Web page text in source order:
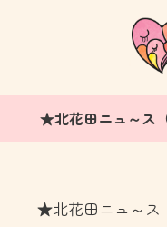
★北花田ニュ～ス
★北花田ニュ～